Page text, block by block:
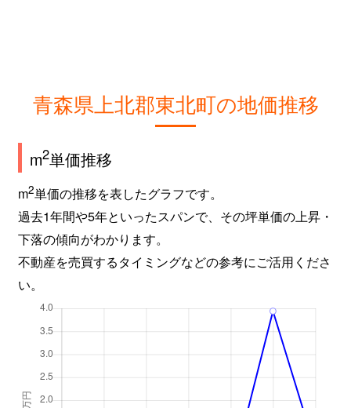
青森県上北郡東北町の地価推移
m2単価推移
m2単価の推移を表したグラフです。
過去1年間や5年といったスパンで、その坪単価の上昇・
下落の傾向がわかります。
不動産を売買するタイミングなどの参考にご活用くださ
い。